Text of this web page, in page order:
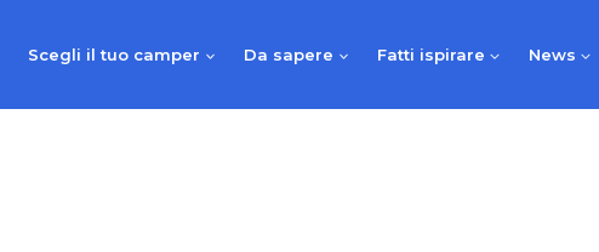
Scegli il tuo camper Da sapere Fatti ispirare News